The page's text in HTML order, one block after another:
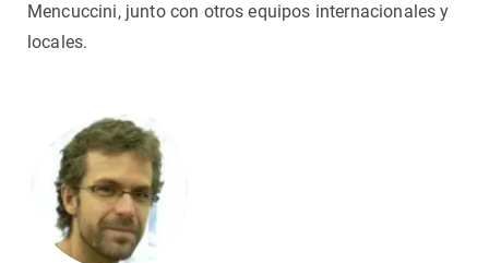
Mencuccini, junto con otros equipos internacionales y
locales.